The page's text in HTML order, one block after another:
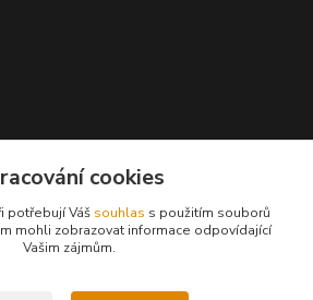
cookies
potřebují Váš souhlas s použitím souborů
mohli zobrazovat informace odpovídající
Vašim zájmům.